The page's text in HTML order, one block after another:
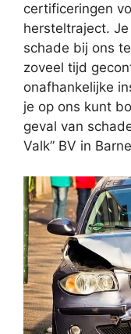
certificeringen
hersteltraject.
schade bij ons
zoveel tijd
onafhankelijke
je op ons kunt
geval van
Valk” BV in